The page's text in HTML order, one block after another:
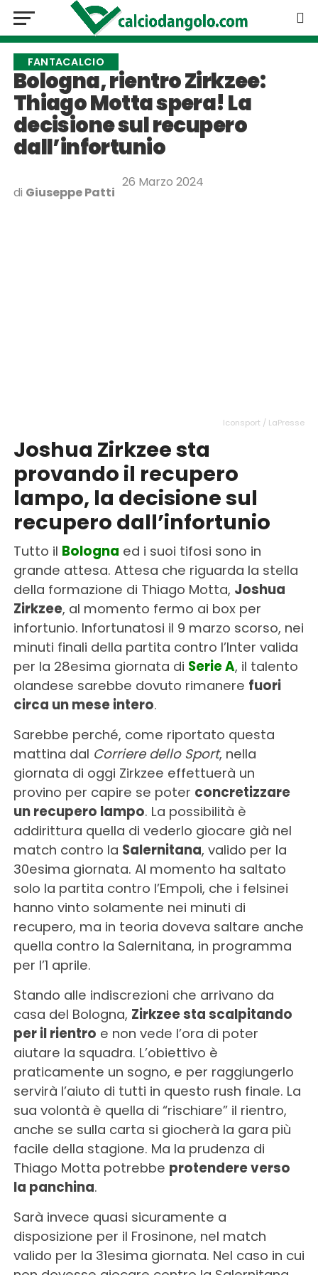
FANTACALCIO
Bologna, rientro Zirkzee:
Thiago Motta spera! La
decisione sul recupero
dall’infortunio
di Giuseppe Patti
26 Marzo 2024
Iconsport / LaPresse
Joshua Zirkzee sta
provando il recupero
lampo, la decisione sul
recupero dall’infortunio
Tutto il Bologna ed i suoi tifosi sono in
grande attesa. Attesa che riguarda la stella
della formazione di Thiago Motta, Joshua
Zirkzee, al momento fermo ai box per
infortunio. Infortunatosi il 9 marzo scorso, nei
minuti finali della partita contro l’Inter valida
per la 28esima giornata di Serie A, il talento
olandese sarebbe dovuto rimanere fuori
circa un mese intero.
Sarebbe perché, come riportato questa
mattina dal Corriere dello Sport, nella
giornata di oggi Zirkzee effettuerà un
provino per capire se poter concretizzare
un recupero lampo. La possibilità è
addirittura quella di vederlo giocare già nel
match contro la Salernitana, valido per la
30esima giornata. Al momento ha saltato
solo la partita contro l’Empoli, che i felsinei
hanno vinto solamente nei minuti di
recupero, ma in teoria doveva saltare anche
quella contro la Salernitana, in programma
per l’1 aprile.
Stando alle indiscrezioni che arrivano da
casa del Bologna, Zirkzee sta scalpitando
per il rientro e non vede l’ora di poter
aiutare la squadra. L’obiettivo è
praticamente un sogno, e per raggiungerlo
servirà l’aiuto di tutti in questo rush finale. La
sua volontà è quella di “rischiare” il rientro,
anche se sulla carta si giocherà la gara più
facile della stagione. Ma la prudenza di
Thiago Motta potrebbe protendere verso
la panchina.
Sarà invece quasi sicuramente a
disposizione per il Frosinone, nel match
valido per la 31esima giornata. Nel caso in cui